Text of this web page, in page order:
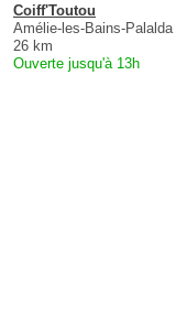
Coiff'Toutou
Amélie-les-Bains-Palalda
26 km
Ouverte jusqu'à 13h